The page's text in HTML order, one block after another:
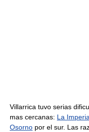
Villarrica tuvo serias
mas cercanas: La
Osorno por el sur. Las